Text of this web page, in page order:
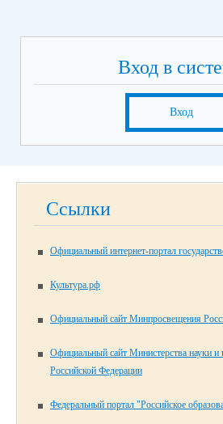
Вход в
Вход
Ссылки
Официальный интернет-портал
Культура.рф
Официальный сайт Минпросвещения
Официальный сайт Министерства науки и
Российской Федерации
Федеральный портал "Российское